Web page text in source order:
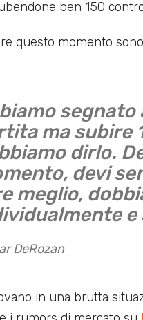
ben 150
questo momento
segnato
ma subire
dirlo.
devi
meglio,
e
DeRozan
in una brutta